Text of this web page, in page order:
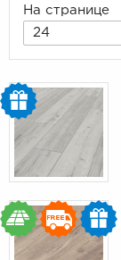
На странице
24